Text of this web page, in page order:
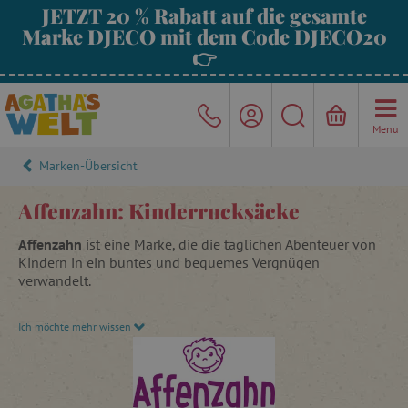
JETZT 20 % Rabatt auf die gesamte
Marke DJECO mit dem Code DJECO20
👉
Menu
Marken-Übersicht
Affenzahn: Kinderrucksäcke
Affenzahn ist eine Marke, die die täglichen Abenteuer von
Kindern in ein buntes und bequemes Vergnügen
verwandelt.
Freunde von Kindern auf der ganzen Welt. Sie haben ihre
eigenen besonderen Fähigkeiten und Eigenschaften. Diese
niedlichen kleinen Tiere werden die verrücktesten
Abenteuer mit Ihnen erleben! Vom verstellbaren Brustgurt
Ich möchte mehr wissen